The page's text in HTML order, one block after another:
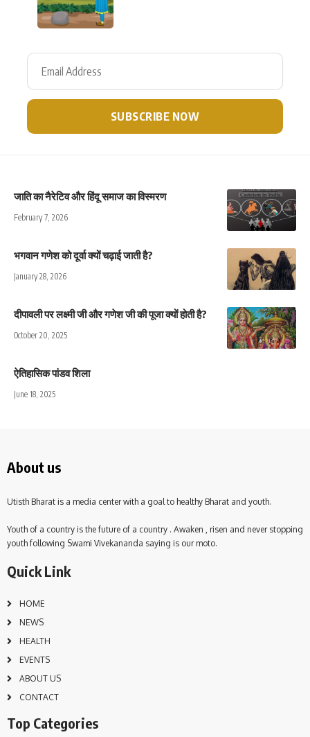
जाति का नैरेटिव और हिंदू समाज का विस्मरण
February 7, 2026
भगवान गणेश को दूर्वा क्यों चढ़ाई जाती है?
January 28, 2026
दीपावली पर लक्ष्मी जी और गणेश जी की पूजा क्यों होती है?
October 20, 2025
ऐतिहासिक पांडव शिला
June 18, 2025
About us
Utisth Bharat is a media center with a goal to healthy Bharat and youth.
Youth of a country is the future of a country . Awaken , risen and never stopping
youth following Swami Vivekananda saying is our moto.
Quick Link
HOME
NEWS
HEALTH
EVENTS
ABOUT US
CONTACT
Top Categories